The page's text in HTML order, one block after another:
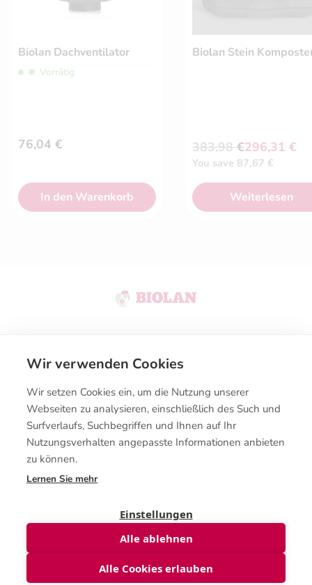
In den Warenkorb
Biolan Dachventilator
Vorrätig
76,04 €
In den Warenkorb
Biolan Stein
383,98€
Ursprünglicher
Preis
383,98 €
296,31 €
Aktueller
Preis
296,31 €.
You save 87,67 €
Weiterlesen
Kontakt
Kaufbedingungen
Wir verwenden Cookies
Wir setzen Cookies ein, um die Nutzung unserer
Webseiten zu analysieren, einschließlich des Such und
Surfverlaufs, Suchbegriffen und Ihnen auf Ihr
Nutzungsverhalten angepasste Informationen anbieten
zu können.
Lernen Sie mehr
Einstellungen
Alle ablehnen
Alle Cookies erlauben